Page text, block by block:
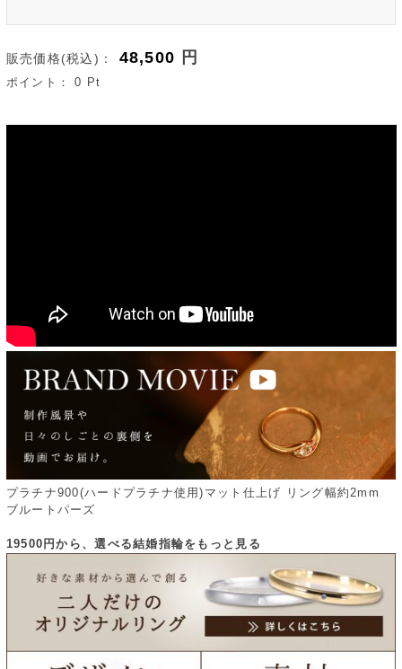
販売価格(税込)： 48,500 円
ポイント：0 Pt
プラチナ900(ハードプラチナ使用)マット仕上げ リング幅約2mm
ブルートパーズ
19500円から、選べる結婚指輪をもっと見る